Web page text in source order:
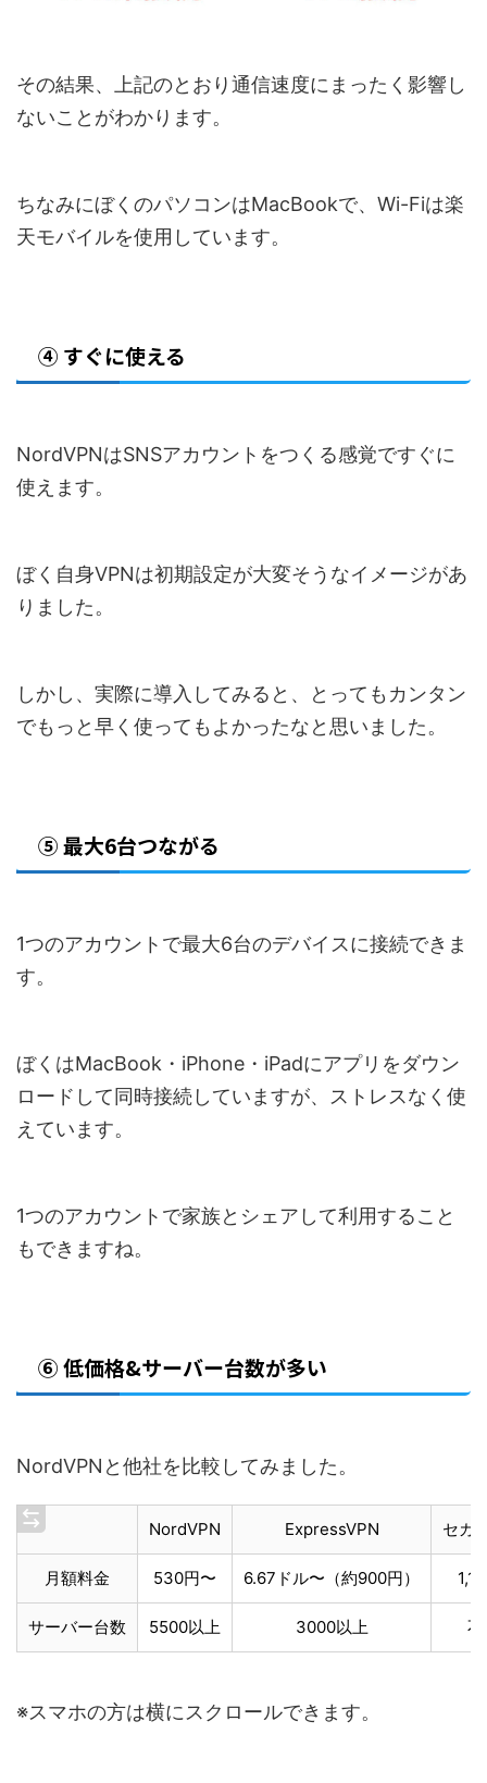
その結果、上記のとおり通信速度にまったく影響し
ないことがわかります。
ちなみにぼくのパソコンはMacBookで、Wi-Fiは楽
天モバイルを使用しています。
④ すぐに使える
NordVPNはSNSアカウントをつくる感覚ですぐに
使えます。
ぼく自身VPNは初期設定が大変そうなイメージがあ
りました。
しかし、実際に導入してみると、とってもカンタン
でもっと早く使ってもよかったなと思いました。
⑤ 最大6台つながる
1つのアカウントで最大6台のデバイスに接続できま
す。
ぼくはMacBook・iPhone・iPadにアプリをダウン
ロードして同時接続していますが、ストレスなく使
えています。
1つのアカウントで家族とシェアして利用すること
もできますね。
⑥ 低価格&サーバー台数が多い
NordVPNと他社を比較してみました。
NordVPN ExpressVPN セカ
月額料金 530円〜 6.67ドル〜（約900円）
サーバー台数 5500以上 3000以上
※スマホの方は横にスクロールできます。